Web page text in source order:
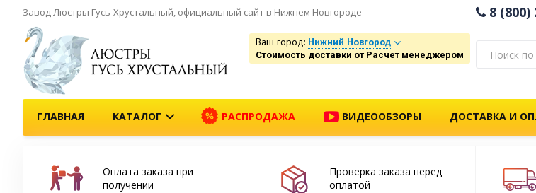
Завод Люстры Гусь-Хрустальный, официальный сайт в Нижнем Новгороде 8 (800)
Ваш город: Нижний Новгород
Стоимость доставки от Расчет менеджером
ГЛАВНАЯ КАТАЛОГ РАСПРОДАЖА ВИДЕООБЗОРЫ ДОСТАВКА И
Оплата заказа при
получении
Проверка заказа перед
оплатой